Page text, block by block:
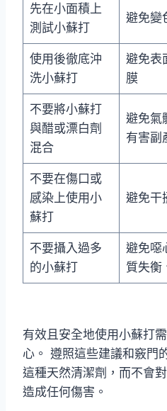
先在小面積上
測試小蘇打
避免變
使用後徹底沖
洗小蘇打
避免表
膜
不要將小蘇打
與醋或漂白劑
混合
避免氣
有害副
不要在傷口或
感染上使用小
蘇打
避免干
不要攝入過多
的小蘇打
避免噁
質失衡
有效且安全地使用小蘇打
心。 遵照這些建議和竅門
這種天然清潔劑，而不會
造成任何傷害。